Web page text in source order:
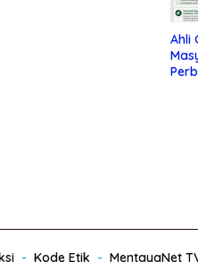
Ahli
Kode Etik MentayaNet